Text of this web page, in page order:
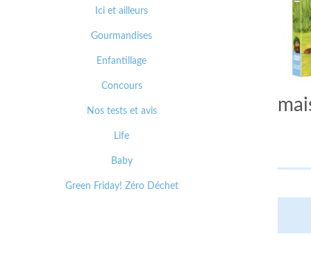
Ici et ailleurs
Gourmandises
Enfantillage
Concours
Nos tests et avis
Life
Baby
Green Friday! Zéro Déchet